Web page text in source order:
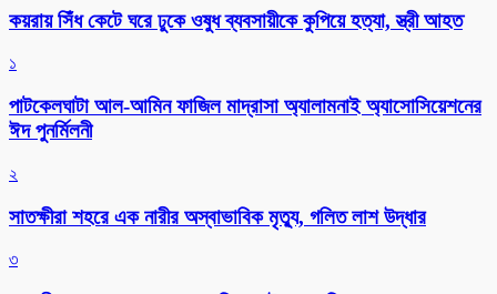
কয়রায় সিঁধ কেটে ঘরে ঢুকে ওষুধ ব্যবসায়ীকে কুপিয়ে হত্যা, স্ত্রী আহত
১
পাটকেলঘাটা আল-আমিন ফাজিল মাদ্রাসা অ্যালামনাই অ্যাসোসিয়েশনের
ঈদ পুনর্মিলনী
২
সাতক্ষীরা শহরে এক নারীর অস্বাভাবিক মৃত্যু, গলিত লাশ উদ্ধার
৩